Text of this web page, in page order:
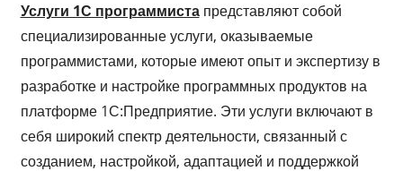
Услуги 1С программистапредставляют собой
специализированные услуги, оказываемые
программистами, которые имеют опыт и экспертизу в
разработке и настройке программных продуктов на
платформе 1С:Предприятие. Эти услуги включают в
себя широкий спектр деятельности, связанный с
созданием, настройкой, адаптацией и поддержкой